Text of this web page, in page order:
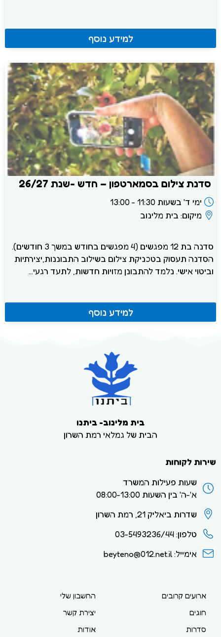
למידע נוסף
סדנת צילום בסמארטפון – חדש -שנת 26/27
ימי ד' בשעות 11:30 - 13:00
מיקום: בית מלינוב
סדנה בת 12 מפגשים (4 מפגשים בחודש במשך 3 חודשים).
הסדנה תעסוק בטכניקת צילום בשילוב התבוננות,יצירתיות
וביטוי אישי. נלמד להתבונן מזויות חדשות, לתעד רגעי...
למידע נוסף
בית מלינוב- ביתנו
הבית של גמלאי רמת השרון
שירות לקוחות
שעות פעילות המשרד
א'-ה' בין השעות 08:00-13:00
שדרות ביאליק 21, רמת השרון
טלפון: 03-5493236/44
אימייל: beyteno@012.net.il
ארועים קרובים
חוגים
סדרות
החשבון שלי
יצירת קשר
אודות